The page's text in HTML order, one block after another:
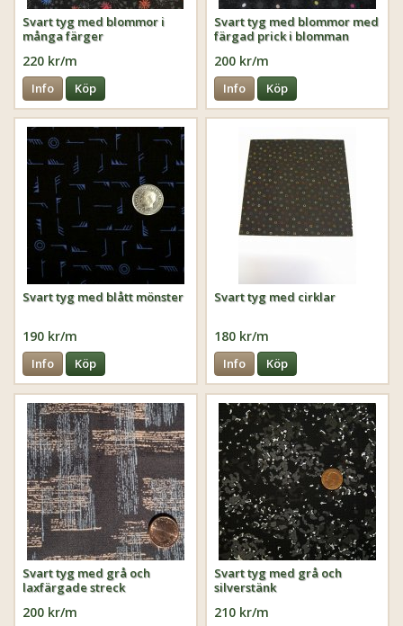
Svart tyg med blommor i
många färger
220 kr/m
Info Köp
Svart tyg med blommor med
färgad prick i blomman
200 kr/m
Info Köp
Svart tyg med blått mönster
190 kr/m
Info Köp
Svart tyg med cirklar
180 kr/m
Info Köp
Svart tyg med grå och
laxfärgade streck
200 kr/m
Svart tyg med grå och
silverstänk
210 kr/m